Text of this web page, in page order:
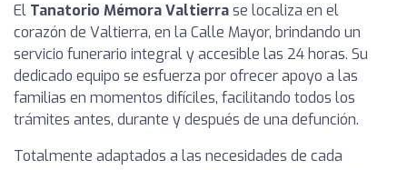
El Tanatorio Mémora Valtierrase localiza en el
corazón de Valtierra, en la Calle Mayor, brindando un
servicio funerario integral y accesible las 24 horas. Su
dedicado equipo se esfuerza por ofrecer apoyo a las
familias en momentos difíciles, facilitando todos los
trámites antes, durante y después de una defunción.
Totalmente adaptados a las necesidades de cada